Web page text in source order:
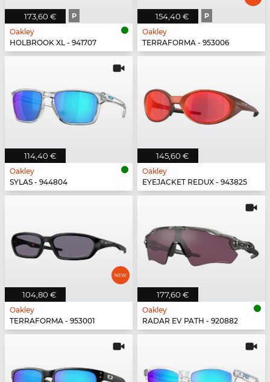
173,60 € P
Oakley
HOLBROOK XL - 941707
154,40 € P
Oakley
TERRAFORMA - 953006
114,40 €
Oakley
SYLAS - 944804
145,60 €
Oakley
EYEJACKET REDUX - 943825
104,80 €
Oakley
TERRAFORMA - 953001
177,60 €
Oakley
RADAR EV PATH - 920882